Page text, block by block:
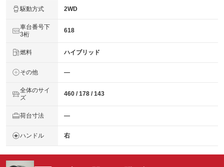
駆動方式 2WD
車台番号下
3桁
618
燃料 ハイブリッド
その他 ―
全体のサイ
ズ
460 / 178 / 143
荷台寸法 ―
ハンドル 右